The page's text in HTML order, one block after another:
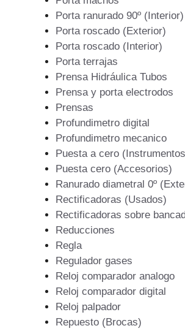
Porta ranurado 90º (Interior)
Porta roscado (Exterior)
Porta roscado (Interior)
Porta terrajas
Prensa Hidráulica Tubos
Prensa y porta electrodos
Prensas
Profundimetro digital
Profundimetro mecanico
Puesta a cero
Puesta cero (Accesorios)
Ranurado diametral 0º
Rectificadoras (Usados)
Rectificadoras sobre
Reducciones
Regla
Regulador gases
Reloj comparador analogo
Reloj comparador digital
Reloj palpador
Repuesto (Brocas)